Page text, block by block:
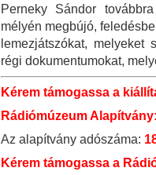
Perneky Sándor
mélyén megbújó,
lemezjátszókat, melyeket
régi dokumentumokat,
Kérem támogassa a
Rádiómúzeum
Az alapítvány adószáma:
Kérem támogassa a